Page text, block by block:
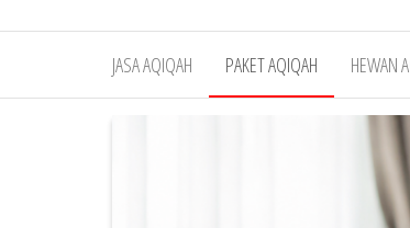
JASA AQIQAH PAKET AQIQAH HEWAN